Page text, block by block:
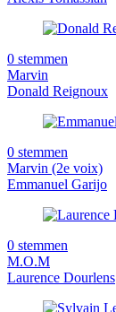
0 stemmen
Marvin
Donald Reignoux
0 stemmen
Marvin (2e voix)
Emmanuel Garijo
0 stemmen
M.O.M
Laurence Dourlens